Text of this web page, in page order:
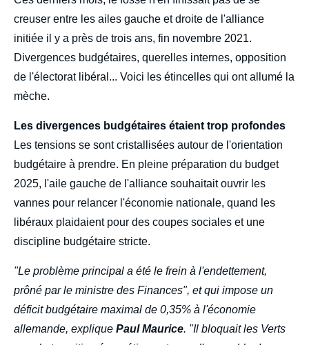
creuser entre les ailes gauche et droite de l'alliance
initiée il y a près de trois ans, fin novembre 2021.
Divergences budgétaires, querelles internes, opposition
de l'électorat libéral... Voici les étincelles qui ont allumé la
mèche.
Les divergences budgétaires étaient trop profondes
Les tensions se sont cristallisées autour de l'orientation
budgétaire à prendre. En pleine préparation du budget
2025, l'aile gauche de l'alliance souhaitait ouvrir les
vannes pour relancer l'économie nationale, quand les
libéraux plaidaient pour des coupes sociales et une
discipline budgétaire stricte.
"Le problème principal a été le frein à l'endettement,
prôné par le ministre des Finances", et qui impose un
déficit budgétaire maximal de 0,35% à l'économie
allemande, explique Paul Maurice. "Il bloquait les Verts